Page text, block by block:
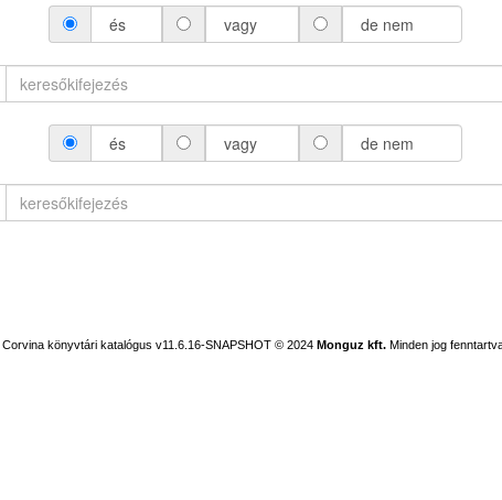
és vagy de nem
és vagy de nem
Corvina könyvtári katalógus v11.6.16-SNAPSHOT © 2024 Monguz kft. Minden jog